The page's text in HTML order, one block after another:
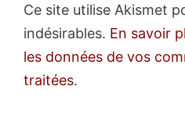
Ce site utilise Akismet
indésirables. En savoir
les données de vos
traitées.